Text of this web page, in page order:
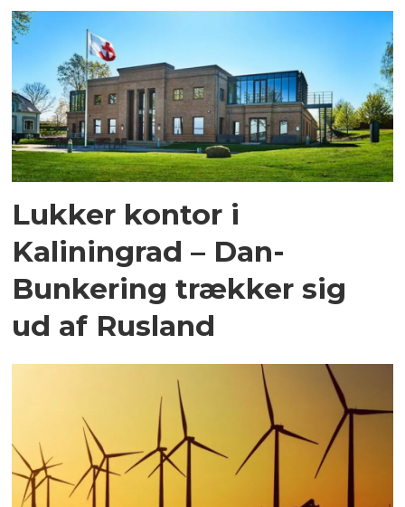
Lukker kontor i
Kaliningrad – Dan-
Bunkering trækker sig
ud af Rusland